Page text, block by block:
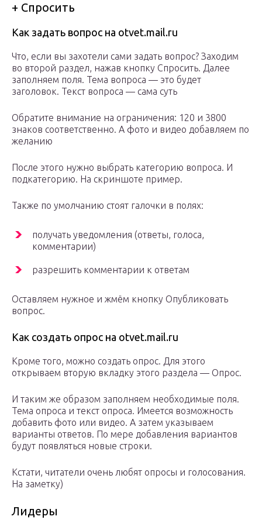
+ Спросить
Как задать вопрос на otvet.mail.ru
Что, если вы захотели сами задать вопрос? Заходим
во второй раздел, нажав кнопку Спросить. Далее
заполняем поля. Тема вопроса — это будет
заголовок. Текст вопроса — сама суть
Обратите внимание на ограничения: 120 и 3800
знаков соответственно. А фото и видео добавляем по
желанию
После этого нужно выбрать категорию вопроса. И
подкатегорию. На скриншоте пример.
Также по умолчанию стоят галочки в полях:
получать уведомления (ответы, голоса,
комментарии)
разрешить комментарии к ответам
Оставляем нужное и жмём кнопку Опубликовать
вопрос.
Как создать опрос на otvet.mail.ru
Кроме того, можно создать опрос. Для этого
открываем вторую вкладку этого раздела — Опрос.
И таким же образом заполняем необходимые поля.
Тема опроса и текст опроса. Имеется возможность
добавить фото или видео. А затем указываем
варианты ответов. По мере добавления вариантов
будут появляться новые строки.
Кстати, читатели очень любят опросы и голосования.
На заметку)
Лидеры